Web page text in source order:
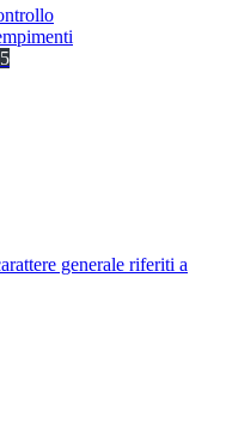
generale riferiti a